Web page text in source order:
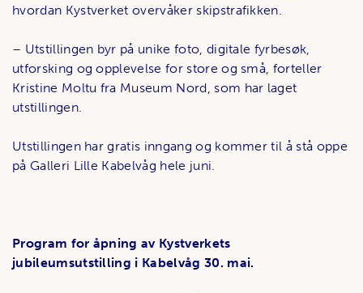
hvordan Kystverket overvåker skipstrafikken.
­– Utstillingen byr på unike foto, digitale fyrbesøk,
utforsking og opplevelse for store og små, forteller
Kristine Moltu fra Museum Nord, som har laget
utstillingen.
Utstillingen har gratis inngang og kommer til å stå oppe
på Galleri Lille Kabelvåg hele juni.
Program for åpning av Kystverkets
jubileumsutstilling i Kabelvåg 30. mai.